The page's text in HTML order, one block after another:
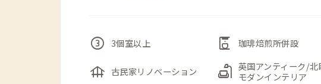
counter_3 3個室以上 coffee_maker 珈琲焙煎所併設
foundation 古民家リノベーション scene 英国アンティーク/北
モダンインテリア